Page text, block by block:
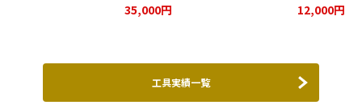
35,000円 12,000円
工具実績一覧